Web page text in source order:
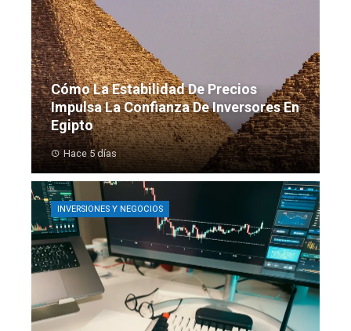
Cómo La Estabilidad De Precios
Impulsa La Confianza De Inversores En
Egipto
Hace 5 días
INVERSIONES Y NEGOCIOS